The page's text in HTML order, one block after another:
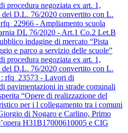
procedura negoziata ex art. 1,
del D.L. 76/2020 convertito con L.
- Ampliamento scuola
DL 76/2020 - Art.1 Co.2 Let.B
indagine di mercato “Pista
e parco a servizio delle scuole”
procedura negoziata ex art. 1,
del D.L. 76/2020 convertito con L.
rfq_23573 - Lavori di
pavimentazioni in strade comunali
“Opere di realizzazione del
per i l collegamento tra i comuni
di Nogaro e Carlino, Primo
H31B17000610005 e CIG